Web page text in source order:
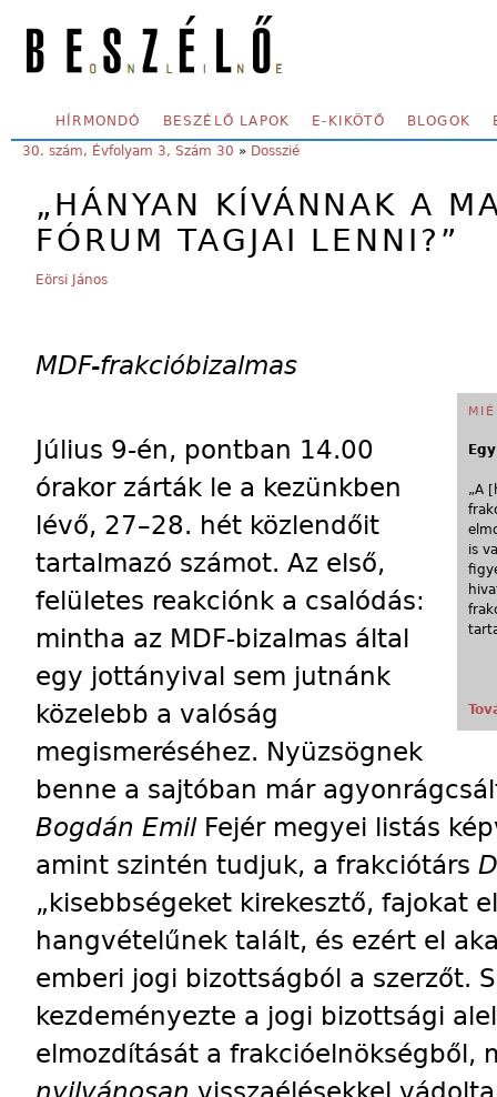
SECONDARY MENU
HÍRMONDÓ BESZÉLŐ LAPOK E-KIKÖTŐ BLOGOK
YOU ARE HERE:
30. szám, Évfolyam 3, Szám 30 » Dosszié
„HÁNYAN KÍVÁNNAK A
FÓRUM TAGJAI LENNI?”
Eörsi János
MDF-frakcióbizalmas
„A
is
Július 9-én, pontban 14.00
órakor zárták le a kezünkben
lévő, 27–28. hét közlendőit
tartalmazó számot. Az első,
felületes reakciónk a csalódás:
mintha az MDF-bizalmas által
egy jottányival sem jutnánk
közelebb a valóság
megismeréséhez. Nyüzsögnek
benne a sajtóban már
Bogdán Emil Fejér megyei listás
amint szintén tudjuk, a frakciótárs
„kisebbségeket kirekesztő, fajokat
hangvételűnek talált, és ezért el
emberi jogi bizottságból a szerzőt.
kezdeményezte a jogi bizottsági
elmozdítását a frakcióelnökségből,